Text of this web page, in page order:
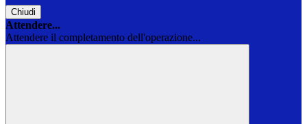
Chiudi
Attendere...
Attendere il completamento dell'operazione...